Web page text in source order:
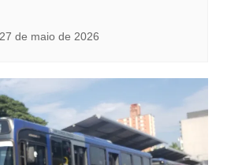
27 de maio de 2026